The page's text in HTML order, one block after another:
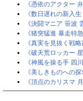
《憑依のアクター
《数日遅れの新入生
《決闘マニア 笹波
《猪突猛進 暴走特
《真実を見抜く戦
《破天荒ロッカー
《神風を操る手 四
《美しきものへの
《頂点のカリスマ